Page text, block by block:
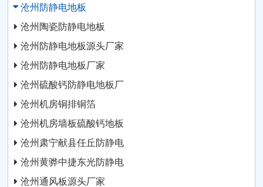
沧州防静电地板
沧州陶瓷防静电地板
沧州防静电地板源头厂家
沧州防静电地板厂家
沧州硫酸钙防静电地板厂
沧州机房铜排铜箔
沧州机房墙板硫酸钙地板
沧州肃宁献县任丘防静电
沧州黄骅中捷东光防静电
沧州通风板源头厂家